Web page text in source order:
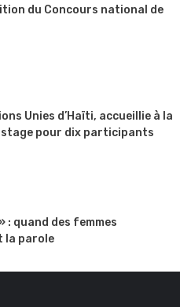
du Concours national de
Unies d’Haïti, accueillie à la
stage pour dix participants
: quand des femmes
la parole